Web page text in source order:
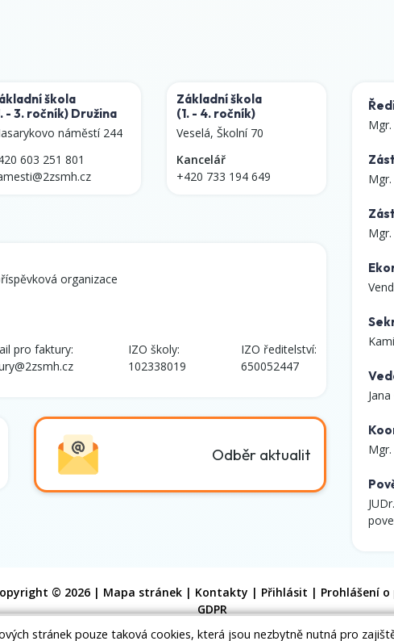
škola
- 3. ročník) Družina
náměstí 244
603 251 801
Základní škola
(1. - 4. ročník)
Veselá, Školní 70
Kancelář
+420 733 194 649
organizace
pro faktury:
IZO školy:
102338019
IZO ředitelství:
650052447
Odběr aktualit
© 2026 | Mapa stránek | Kontakty | Přihlásit | Prohlášení
GDPR
stránek pouze taková cookies, která jsou nezbytně nutná pro